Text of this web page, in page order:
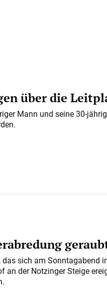
über die
Mann und seine 30-
sich am Sonntagabend
der Notzinger Steige